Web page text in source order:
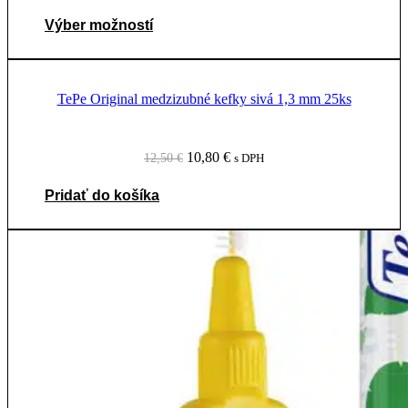
Výber možností
Možnosti
na
TePe Original medzizubné kefky sivá 1,3 mm 25ks
12,50€ Pôvodná
10,80 €Aktuálna
s DPH
Pridať do košíka